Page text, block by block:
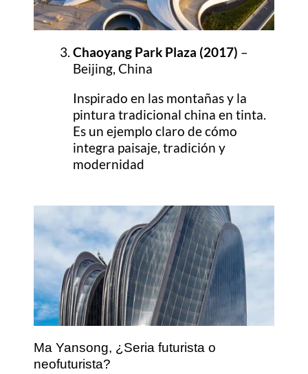
Chaoyang Park Plaza (2017) –
Beijing, China
Inspirado en las montañas y la
pintura tradicional china en tinta.
Es un ejemplo claro de cómo
integra paisaje, tradición y
modernidad
Ma Yansong, ¿Seria futurista o
neofuturista?